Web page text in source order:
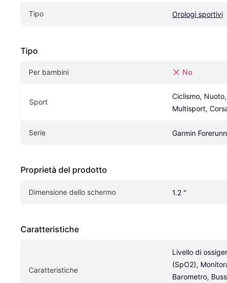
Tipo Orologi sportivi
Tipo
Per bambini No
Sport
Ciclismo,
Multisport,
Serie Garmin
Proprietà del prodotto
Dimensione dello schermo 1.2 "
Caratteristiche
Caratteristiche
Livello di
(SpO2),
Barometro,